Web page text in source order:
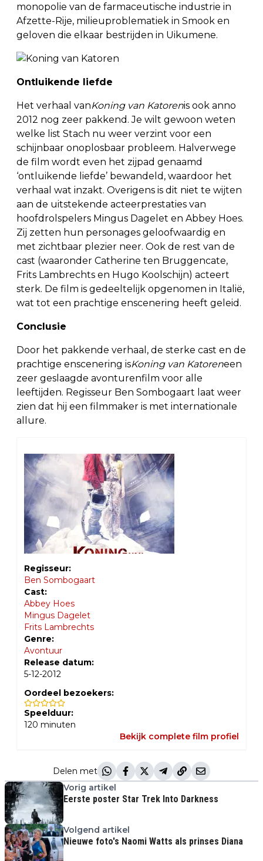
monopolie van de farmaceutische industrie in
Afzette-Rije, milieuproblematiek in Smook en
geloven die elkaar bestrijden in Uikumene.
Ontluikende liefde
Het verhaal vanKoning van Katorenis ook anno
2012 nog zeer pakkend. Je wilt gewoon weten
welke list Stach nu weer verzint voor een
schijnbaar onoplosbaar probleem. Halverwege
de film wordt even het zijpad genaamd
‘ontluikende liefde’ bewandeld, waardoor het
verhaal wat inzakt. Overigens is dit niet te wijten
aan de uitstekende acteerprestaties van
hoofdrolspelers Mingus Dagelet en Abbey Hoes.
Zij zetten hun personages geloofwaardig en
met zichtbaar plezier neer. Ook de rest van de
cast (waaronder Catherine ten Bruggencate,
Frits Lambrechts en Hugo Koolschijn) acteert
sterk. De film is gedeeltelijk opgenomen in Italië,
wat tot een prachtige enscenering heeft geleid.
Conclusie
Door het pakkende verhaal, de sterke cast en de
prachtige enscenering isKoning van Katoreneen
zeer geslaagde avonturenfilm voor alle
leeftijden. Regisseur Ben Sombogaart laat weer
zien dat hij een filmmaker is met internationale
allure.
Regisseur:
Ben Sombogaart
Cast:
Abbey Hoes
Mingus Dagelet
Frits Lambrechts
Genre:
Avontuur
Release datum:
5-12-2012
Oordeel bezoekers:
Speelduur:
120 minuten
Bekijk complete film profiel
Delen met
Vorig artikel
Eerste poster Star Trek Into Darkness
Volgend artikel
Nieuwe foto's Naomi Watts als prinses Diana